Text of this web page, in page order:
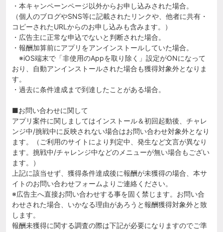
・本キャンペーンページ以外からお申し込みされた場合。
（個人のブログやSNS等に記載されたリンクや、他者に共有・
コピーされたURLからのお申し込みも含みます。）
・広告主に正常な申込でないと判断された場合。
・報酬加算前にアプリをアンインストールしていた場合。
※iOS端末で「非使用のAppを取り除く」設定がONになって
おり、自動アンインストールされた場合も獲得対象外となりま
す。
・過去に条件達成まで到達したことがある場合。
■お問い合わせに関して
アプリ案件に関しましてはインストール＆初回起動後、チャレ
ンジ中/挑戦中に反映されない場合はお問い合わせ対象外となり
ます。（ご利用のサイトにより判定中、発生など文言が異なり
ます。挑戦中/チャレンジ中などのメニューが無い場合もござい
ます。）
上記に該当せず、獲得条件達成後に報酬が未獲得の場合、本サ
イトのお問い合わせフォームよりご連絡ください。
※広告主へ直接お問い合わせする事を固く禁じます。お問い合
わせされた場合、いかなる理由があろうと報酬獲得対象外と致
します。
報酬未獲得に関する調査の際は下記が必要になりますのでご準